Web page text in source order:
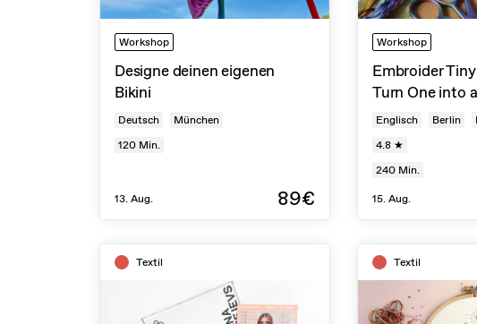
Workshop
Designe deinen eigenen
Bikini
Deutsch
München
120 Min.
13. Aug. 89€
Workshop
Embroider
Turn One into
Englisch Berlin
4.8 ★
240 Min.
15. Aug.
Textil Textil